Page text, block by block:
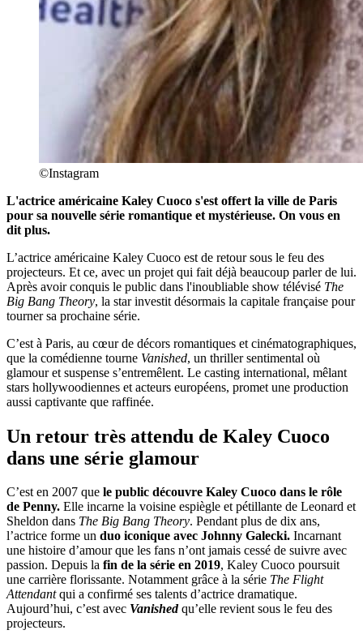
©Instagram
L'actrice américaine Kaley Cuoco s'est offert la ville de Paris
pour sa nouvelle série romantique et mystérieuse. On vous en
dit plus.
L’actrice américaine Kaley Cuoco est de retour sous le feu des
projecteurs. Et ce, avec un projet qui fait déjà beaucoup parler de lui.
Après avoir conquis le public dans l'inoubliable show télévisé The
Big Bang Theory, la star investit désormais la capitale française pour
tourner sa prochaine série.
C’est à Paris, au cœur de décors romantiques et cinématographiques,
que la comédienne tourne Vanished, un thriller sentimental où
glamour et suspense s’entremêlent. Le casting international, mêlant
stars hollywoodiennes et acteurs européens, promet une production
aussi captivante que raffinée.
Un retour très attendu de Kaley Cuoco
dans une série glamour
C’est en 2007 que le public découvre Kaley Cuoco dans le rôle
de Penny. Elle incarne la voisine espiègle et pétillante de Leonard et
Sheldon dans The Big Bang Theory. Pendant plus de dix ans,
l’actrice forme un duo iconique avec Johnny Galecki. Incarnant
une histoire d’amour que les fans n’ont jamais cessé de suivre avec
passion. Depuis la fin de la série en 2019, Kaley Cuoco poursuit
une carrière florissante. Notamment grâce à la série The Flight
Attendantqui a confirmé ses talents d’actrice dramatique.
Aujourd’hui, c’est avec Vanishedqu’elle revient sous le feu des
projecteurs.